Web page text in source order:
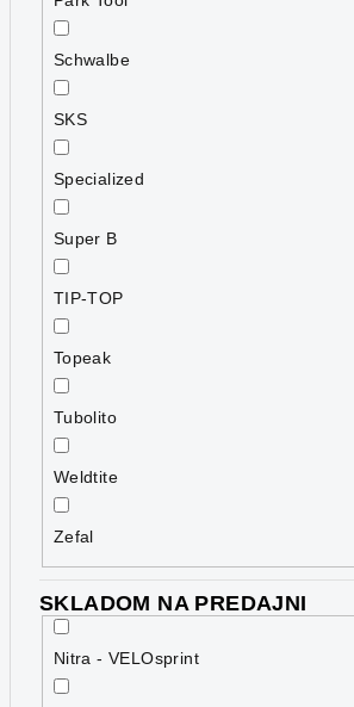
Schwalbe
SKS
Specialized
Super B
TIP-TOP
Topeak
Tubolito
Weldtite
Zefal
SKLADOM NA PREDAJNI
Nitra - VELOsprint